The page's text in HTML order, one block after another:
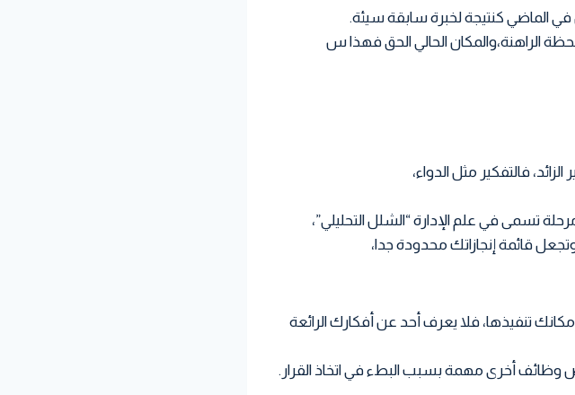
الماضي كنتيجة لخبرة سابقة سيئة.
الراهنة،والمكان الحالي الحق فهذا س
فالتفكير مثل الدواء،
تسمى في علم الإدارة “الشلل التحليلي”،
قائمة إنجازاتك محدودة جدا،
تنفيذها، فلا يعرف أحد عن أفكارك الرائعة
وظائف أخرى مهمة بسبب البطء في اتخاذ القرار.